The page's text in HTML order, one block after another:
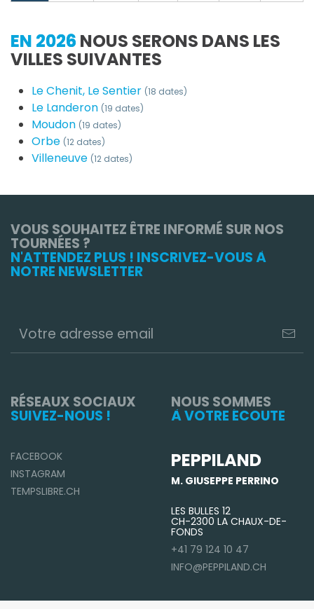
EN 2026 NOUS SERONS DANS LES
VILLES SUIVANTES
Le Chenit, Le Sentier (18 dates)
Le Landeron (19 dates)
Moudon (19 dates)
Orbe (12 dates)
Villeneuve (12 dates)
VOUS SOUHAITEZ ÊTRE INFORMÉ SUR NOS
TOURNÉES ?
N'ATTENDEZ PLUS ! INSCRIVEZ-VOUS À
NOTRE NEWSLETTER
RÉSEAUX SOCIAUX
SUIVEZ-NOUS !
FACEBOOK
INSTAGRAM
TEMPSLIBRE.CH
NOUS SOMMES
À VOTRE ÉCOUTE
PEPPILAND
M. GIUSEPPE PERRINO
LES BULLES 12
CH-2300 LA CHAUX-DE-
FONDS
+41 79 124 10 47
INFO@PEPPILAND.CH